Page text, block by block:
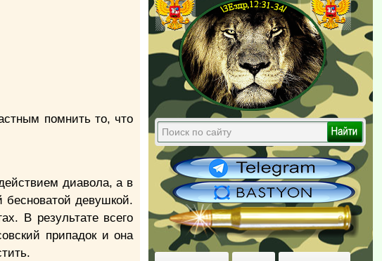
помнить то, что
диавола, а в
девушкой.
В результате всего
припадок и она